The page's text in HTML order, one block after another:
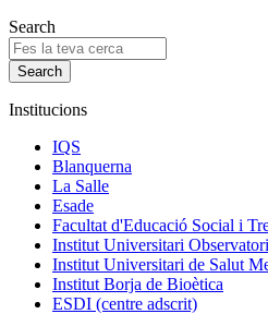
Search
Institucions
IQS
Blanquerna
La Salle
Esade
Facultat d'Educació Social i
Institut Universitari
Institut Universitari de Salut
Institut Borja de Bioètica
ESDI (centre adscrit)